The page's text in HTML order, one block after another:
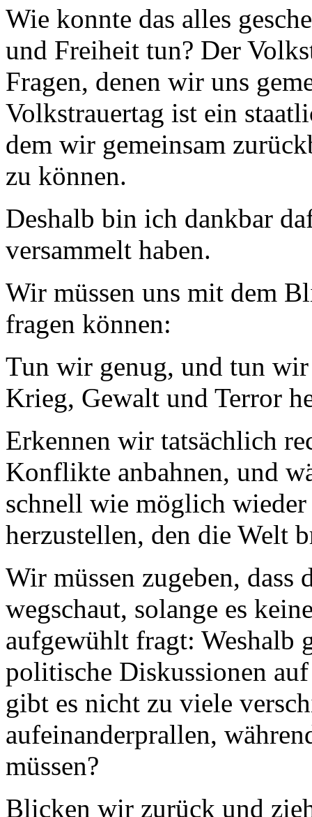
Wie konnte das alles
und Freiheit tun? Der
Fragen, denen wir uns
Volkstrauertag ist ein
dem wir gemeinsam
zu können.
Deshalb bin ich dankbar
versammelt haben.
Wir müssen uns mit dem
fragen können:
Tun wir genug, und tun
Krieg, Gewalt und Terror
Erkennen wir tatsächlich
Konflikte anbahnen, und
schnell wie möglich
herzustellen, den die Welt
Wir müssen zugeben,
wegschaut, solange es
aufgewühlt fragt: Weshalb
politische Diskussionen
gibt es nicht zu viele
aufeinanderprallen,
müssen?
Blicken wir zurück und